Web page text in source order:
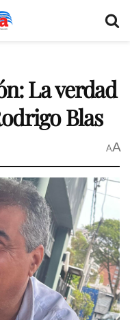
La verdad
Blas
AA